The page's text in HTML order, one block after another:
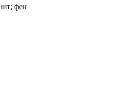
шт; фен